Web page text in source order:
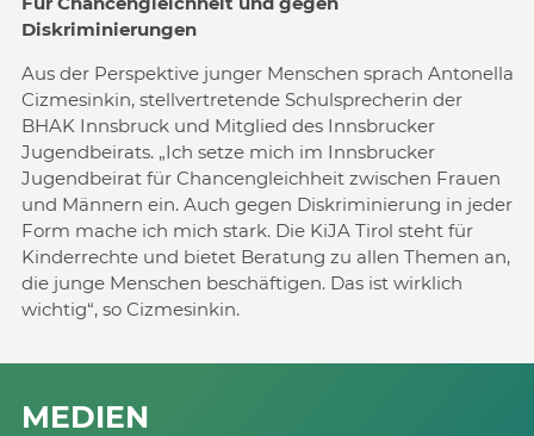
Diskriminierungen
Aus der Perspektive junger Menschen sprach Antonella
Cizmesinkin, stellvertretende Schulsprecherin der
BHAK Innsbruck und Mitglied des Innsbrucker
Jugendbeirats. „Ich setze mich im Innsbrucker
Jugendbeirat für Chancengleichheit zwischen Frauen
und Männern ein. Auch gegen Diskriminierung in jeder
Form mache ich mich stark. Die KiJA Tirol steht für
Kinderrechte und bietet Beratung zu allen Themen an,
die junge Menschen beschäftigen. Das ist wirklich
wichtig“, so Cizmesinkin.
MEDIEN